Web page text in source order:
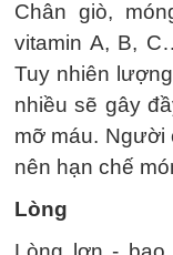
Chân giò,
vitamin A, B,
Tuy nhiên
nhiều sẽ gây
mỡ máu. Người
nên hạn chế
Lòng